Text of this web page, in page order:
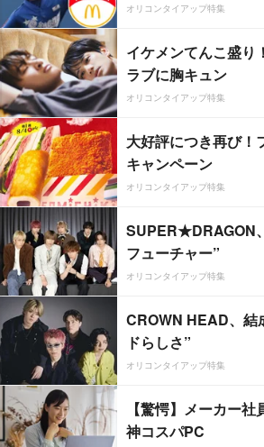
オリコンタイアップ特集
イケメンてんこ盛り
ラブに胸キュン
オリコンタイアップ特集
大好評につき再び！
キャンペーン
オリコンタイアップ特集
SUPER★DRAGON
フューチャー”
オリコンタイアップ特集
CROWN HEAD、結
ドらしさ”
オリコンタイアップ特集
【驚愕】メーカー社
神コスパPC